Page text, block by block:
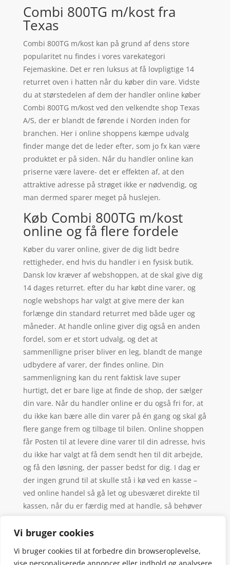
Vi bruger cookies
Vi bruger cookies til at forbedre din browseroplevelse,
Combi 800TG m/kost fra
Texas
Combi 800TG m/kost kan på grund af dens store
popularitet nu findes i vores varekategori
Fejemaskine. Det er ren luksus at få lovpligtige 14
returret oven i hatten når du køber din vare. Vidste
du at størstedelen af dem der handler online køber
Combi 800TG m/kost ved den velkendte shop Texas
A/S, der er blandt de førende i Norden inden for
branchen. Her i online shoppens kæmpe udvalg
finder mange det de leder efter, som jo fx kan være
produktet er på siden. Når du handler online kan
priserne være lavere- det er effekten af, at den
attraktive adresse på strøget ikke er nødvendig, og
man dermed sparer meget på huslejen.
Køb Combi 800TG m/kost
online og få flere fordele
Køber du varer online, giver de dig lidt bedre
rettigheder, end hvis du handler i en fysisk butik.
Dansk lov kræver af webshoppen, at de skal give dig
14 dages returret. efter du har købt dine varer, og
nogle webshops har valgt at give mere der kan
forlænge din standard returret med både uger og
måneder. At handle online giver dig også en anden
fordel, som er et stort udvalg, og det at
sammenlligne priser bliver en leg, blandt de mange
udbydere af varer, der findes online. Din
sammenligning kan du rent faktisk lave super
hurtigt, det er bare lige at finde de shop, der sælger
din vare. Når du handler online er du også fri for, at
du ikke kan bære alle din varer på én gang og skal gå
flere gange frem og tilbage til bilen. Online shoppen
får Posten til at levere dine varer til din adresse, hvis
du ikke har valgt at få dem sendt hen til dit arbejde,
og få den løsning, der passer bedst for dig. I dag er
der ingen grund til at skulle stå i kø ved en kasse –
ved online handel så gå let og ubesværet direkte til
kassen, når du er færdig med at handle, så behøver
– vi gætter aldrig rigtigt alligevel.